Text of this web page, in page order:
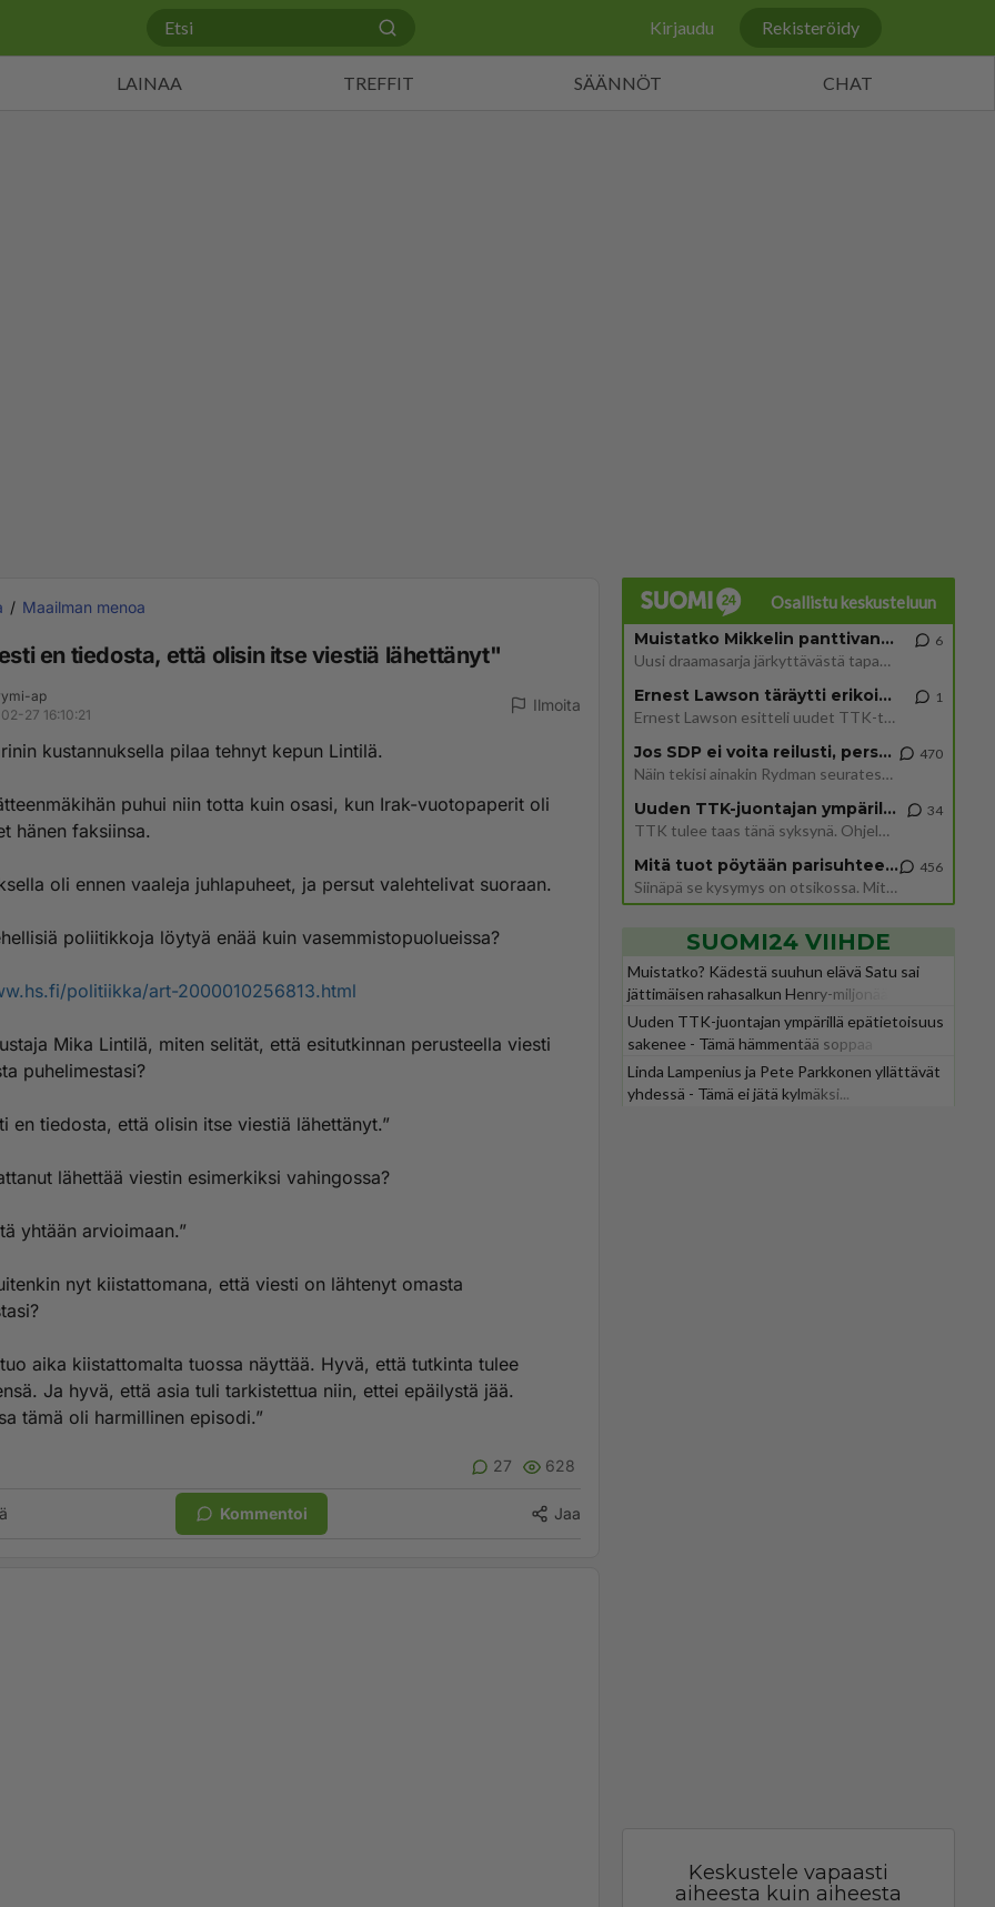
Kirjaudu Rekisteröidy
LAINAA TREFFIT SÄÄNNÖT CHAT
Maailman menoa
en tiedosta, että olisin itse viestiä lähettänyt"
ap
27 16:10:21
Ilmoita
kustannuksella pilaa tehnyt kepun Lintilä.
puhui niin totta kuin osasi, kun Irak-vuotopaperit oli
hänen faksiinsa.
oli ennen vaaleja juhlapuheet, ja persut valehtelivat suoraan.
poliitikkoja löytyä enää kuin vasemmistopuolueissa?
politiikka/art-2000010256813.html
Mika Lintilä, miten selität, että esitutkinnan perusteella viesti
puhelimestasi?
en tiedosta, että olisin itse viestiä lähettänyt.”
lähettää viestin esimerkiksi vahingossa?
yhtään arvioimaan.”
nyt kiistattomana, että viesti on lähtenyt omasta
aika kiistattomalta tuossa näyttää. Hyvä, että tutkinta tulee
Ja hyvä, että asia tuli tarkistettua niin, ettei epäilystä jää.
tämä oli harmillinen episodi.”
27 628
Kommentoi Jaa
Osallistu keskusteluun
Muistatko Mikkelin panttivankidraaman?
Uusi draamasarja järkyttävästä tapauksesta on tulossa. Tositapahtumiin perustuva sarja ammentaa vuoden 1986 Mikkelin pan
6
Ernest Lawson täräytti erikoisen heiton TTK-lehdistötilaisuudessa: " Onko tässä tarkoituksena...?"
Ernest Lawson esitteli uudet TTK-tähtioppilaat ja opettajat torstaina 6.8. lehdistölle. Tulevalla kaudella on yksi hausk
1
Jos SDP ei voita reilusti, persut kumoavat demokratian Suomesta
Näin tekisi ainakin Rydman seuratessaan idolinsa Trumpin mallia https://www.is.fi/politiikka/art-2000012187244.html
470
Uuden TTK-juontajan ympärillä epätietoisuus sakenee - Nyt MTV hämmentää soppaa
TTK tulee taas tänä syksynä. Ohjelman uudet tähtioppilaat julkistetaan torstaina 6. elokuuta klo 14 alkavassa lehdistö
34
Mitä tuot pöytään parisuhteessa?
Siinäpä se kysymys on otsikossa. Mitäpä siis tuot/toisit pöytään parisuhteessa? Oletko mies vai nainen? Koetko sen mitä
456
SUOMI24 VIIHDE
Muistatko? Kädestä suuhun elävä Satu sai
jättimäisen rahasalkun Henry-miljonääriltä
Uuden TTK-juontajan ympärillä epätietoisuus
sakenee - Tämä hämmentää soppaa
Linda Lampenius ja Pete Parkkonen yllättävät
yhdessä - Tämä ei jätä kylmäksi...
Keskustele vapaasti
aiheesta kuin aiheesta